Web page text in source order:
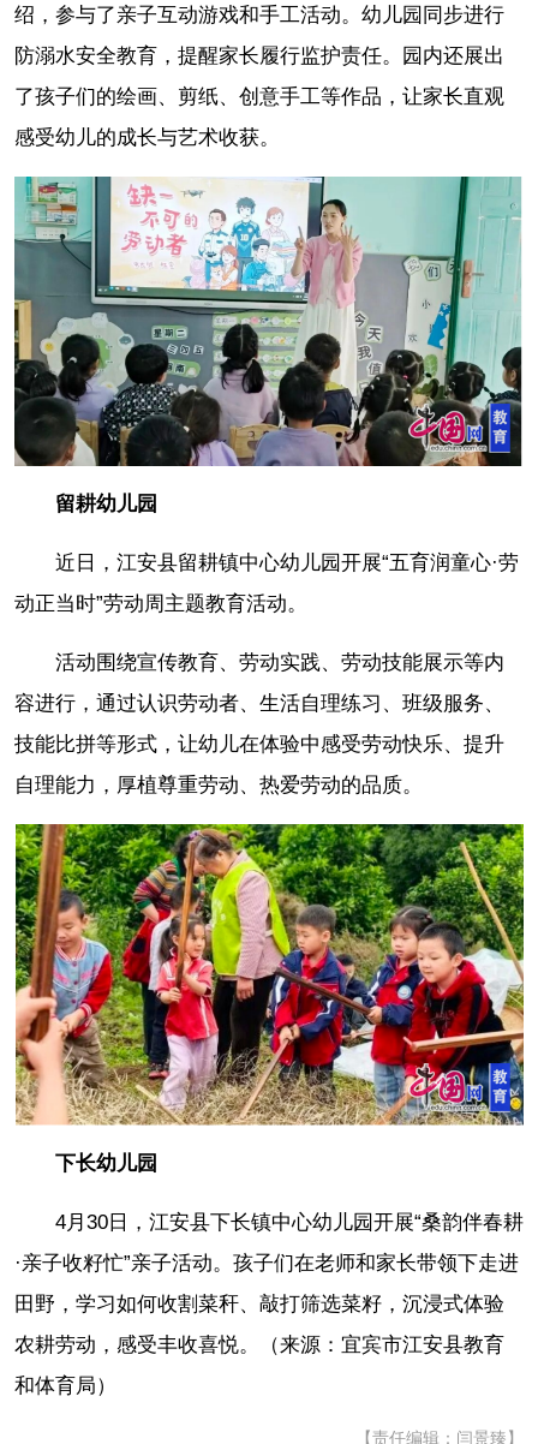
绍，参与了亲子互动游戏和手工活动。幼儿园同步进行
防溺水安全教育，提醒家长履行监护责任。园内还展出
了孩子们的绘画、剪纸、创意手工等作品，让家长直观
感受幼儿的成长与艺术收获。
留耕幼儿园
近日，江安县留耕镇中心幼儿园开展“五育润童心·劳
动正当时”劳动周主题教育活动。
活动围绕宣传教育、劳动实践、劳动技能展示等内
容进行，通过认识劳动者、生活自理练习、班级服务、
技能比拼等形式，让幼儿在体验中感受劳动快乐、提升
自理能力，厚植尊重劳动、热爱劳动的品质。
下长幼儿园
4月30日，江安县下长镇中心幼儿园开展“桑韵伴春耕
·亲子收籽忙”亲子活动。孩子们在老师和家长带领下走进
田野，学习如何收割菜秆、敲打筛选菜籽，沉浸式体验
农耕劳动，感受丰收喜悦。（来源：宜宾市江安县教育
和体育局）
【责任编辑：闫景臻】